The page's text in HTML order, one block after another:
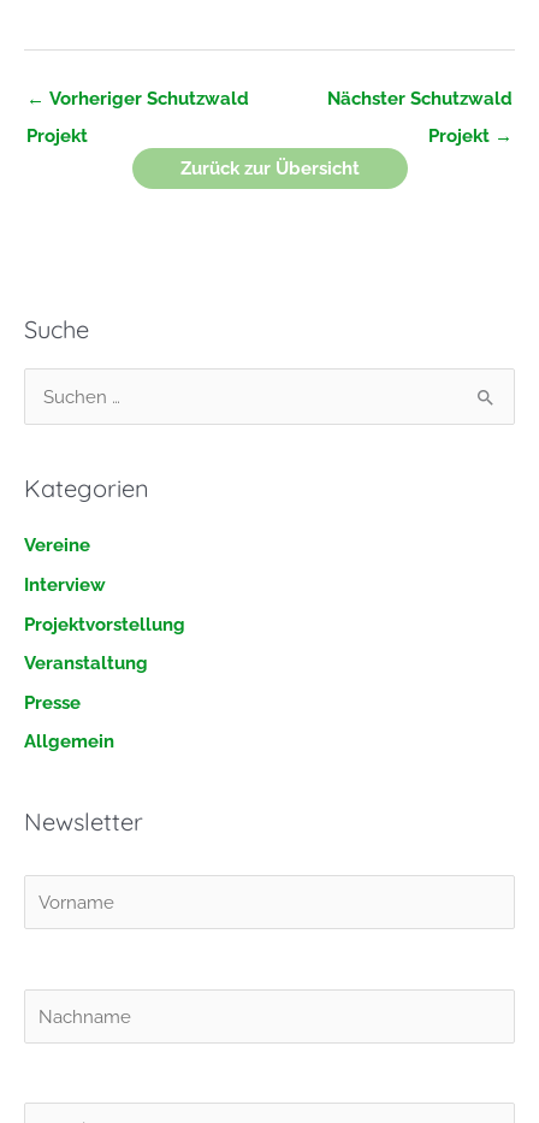
← Vorheriger Schutzwald
Projekt
Nächster Schutzwald
Projekt →
Zurück zur Übersicht
Suche
u
h
n
a
c
h
Kategorien
Vereine
Interview
Projektvorstellung
Veranstaltung
Presse
Allgemein
Newsletter